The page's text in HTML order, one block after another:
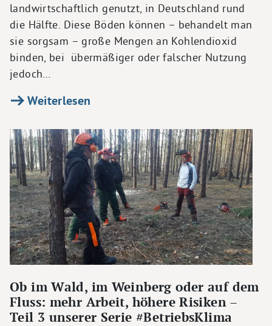
landwirtschaftlich genutzt, in Deutschland rund
die Hälfte. Diese Böden können – behandelt man
sie sorgsam – große Mengen an Kohlendioxid
binden, bei übermäßiger oder falscher Nutzung
jedoch…
Weiterlesen
Ob im Wald, im Weinberg oder auf dem
Fluss: mehr Arbeit, höhere Risiken –
Teil 3 unserer Serie #BetriebsKlima